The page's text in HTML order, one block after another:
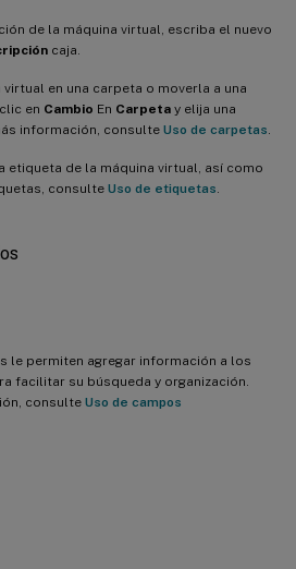
de la máquina virtual, escriba el nuevo
caja.
en una carpeta o moverla a una
en Cambio En Carpeta y elija una
información, consulte Uso de carpetas
etiqueta de la máquina virtual, así como
consulte Uso de etiquetas
le permiten agregar información a los
facilitar su búsqueda y organización.
consulte Uso de campos